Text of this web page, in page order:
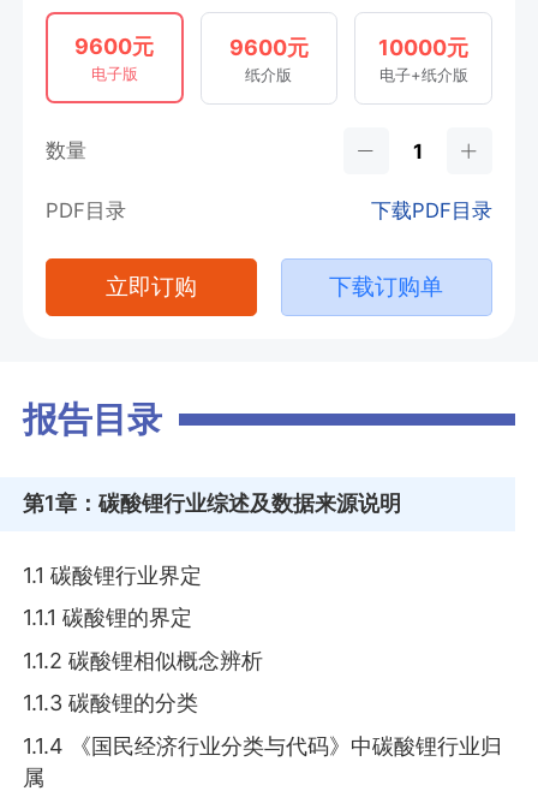
9600元
电子版
9600元
纸介版
10000元
电子+纸介版
数量
PDF目录 下载PDF目录
立即订购 下载订购单
报告目录
第1章 ：碳酸锂行业综述及数据来源说明
1.1 碳酸锂行业界定
1.1.1 碳酸锂的界定
1.1.2 碳酸锂相似概念辨析
1.1.3 碳酸锂的分类
1.1.4 《国民经济行业分类与代码》中碳酸锂行业归
属